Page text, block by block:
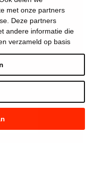
met onze partners
Deze partners
andere informatie die
verzameld op basis